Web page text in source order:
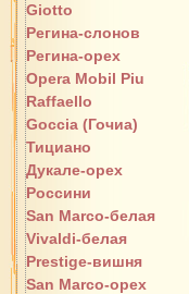
Giotto
Регина-слонов
Регина-орех
Opera Mobil Piu
Raffaello
Goccia (Гочиа)
Тициано
Дукале-орех
Россини
San Marco-белая
Vivaldi-белая
Prestige-вишня
San Marco-орех